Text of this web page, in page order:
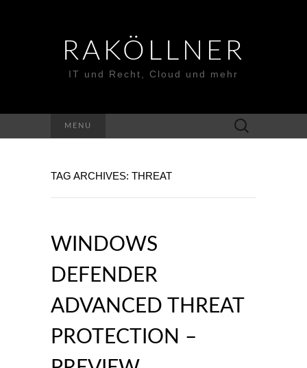
RAKÖLLNER
IT und Recht, Cloud und mehr
MENU
Suchen
nach:
TAG ARCHIVES: THREAT
WINDOWS
DEFENDER
ADVANCED THREAT
PROTECTION –